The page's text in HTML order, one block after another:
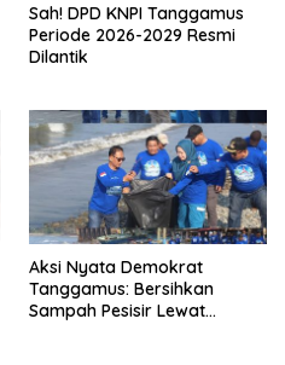
Sah! DPD KNPI Tanggamus
Periode 2026-2029 Resmi
Dilantik
Aksi Nyata Demokrat
Tanggamus: Bersihkan
Sampah Pesisir Lewat